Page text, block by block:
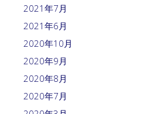
2021年7月
2021年6月
2020年10月
2020年9月
2020年8月
2020年7月